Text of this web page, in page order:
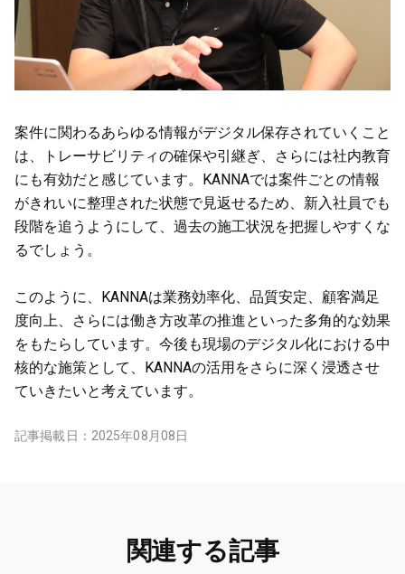
案件に関わるあらゆる情報がデジタル保存されていくこと
は、トレーサビリティの確保や引継ぎ、さらには社内教育
にも有効だと感じています。KANNAでは案件ごとの情報
がきれいに整理された状態で見返せるため、新入社員でも
段階を追うようにして、過去の施工状況を把握しやすくな
るでしょう。
このように、KANNAは業務効率化、品質安定、顧客満足
度向上、さらには働き方改革の推進といった多角的な効果
をもたらしています。今後も現場のデジタル化における中
核的な施策として、KANNAの活用をさらに深く浸透させ
ていきたいと考えています。
記事掲載日： 2025年08月08日
関連する記事